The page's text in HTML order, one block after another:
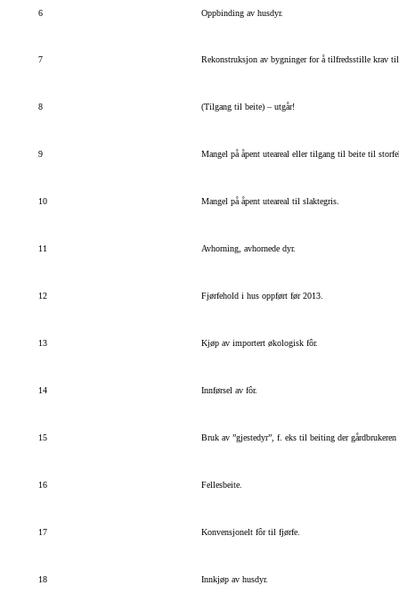
6 Oppbinding av husdyr.
7 Rekonstruksjon av bygninger for å tilfredsstille krav
8 (Tilgang til beite) – utgår!
9 Mangel på åpent uteareal eller tilgang til beite til
10 Mangel på åpent uteareal til slaktegris.
11 Avhorning, avhornede dyr.
12 Fjørfehold i hus oppført før 2013.
13 Kjøp av importert økologisk fôr.
14 Innførsel av fôr.
15 Bruk av ”gjestedyr”, f. eks til beiting der gårdbrukeren
16 Fellesbeite.
17 Konvensjonelt fôr til fjørfe.
18 Innkjøp av husdyr.